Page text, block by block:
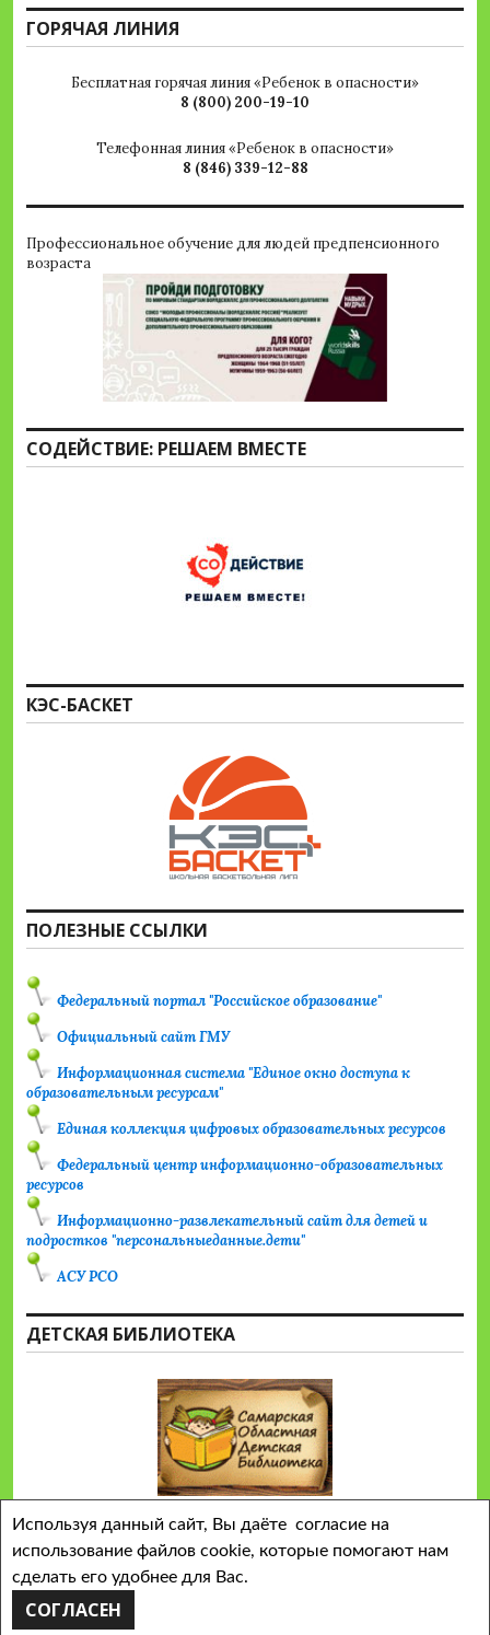
ГОРЯЧАЯ ЛИНИЯ
Бесплатная горячая линия «Ребенок в опасности»
8 (800) 200-19-10
Телефонная линия «Ребенок в опасности»
8 (846) 339-12-88
Профессиональное обучение для людей предпенсионного
возраста
СОДЕЙСТВИЕ: РЕШАЕМ ВМЕСТЕ
КЭС-БАСКЕТ
ПОЛЕЗНЫЕ ССЫЛКИ
Федеральный портал "Российское образование"
Официальный сайт ГМУ
Информационная система "Единое окно доступа к
образовательным ресурсам"
Единая коллекция цифровых образовательных ресурсов
Федеральный центр информационно-образовательных
ресурсов
Информационно-развлекательный сайт для детей и
подростков "персональныеданные.дети"
АСУ РСО
ДЕТСКАЯ БИБЛИОТЕКА
Сайт работает на WordPress
Automattic.
Используя данный сайт, Вы даёте согласие на
использование файлов cookie, которые помогают нам
сделать его удобнее для Вас.
СОГЛАСЕН